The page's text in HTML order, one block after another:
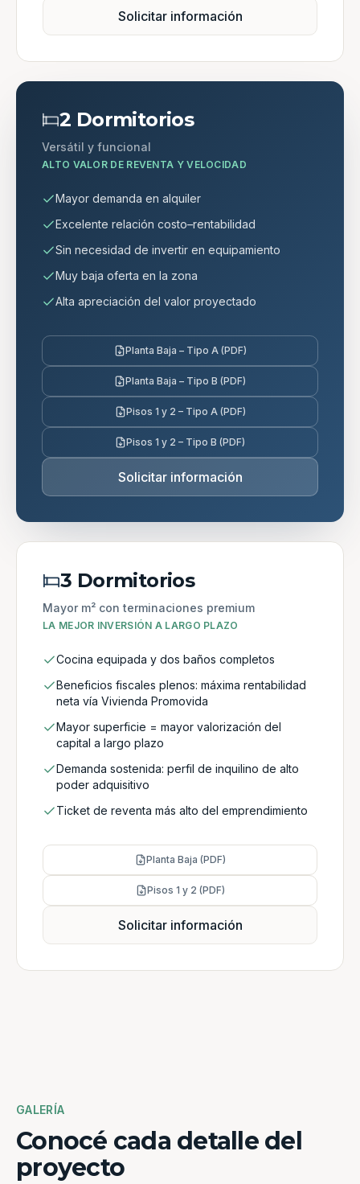
Solicitar información
2 Dormitorios
Versátil y funcional
ALTO VALOR DE REVENTA Y VELOCIDAD
Mayor demanda en alquiler
Excelente relación costo–rentabilidad
Sin necesidad de invertir en equipamiento
Muy baja oferta en la zona
Alta apreciación del valor proyectado
Planta Baja – Tipo A (PDF)
Planta Baja – Tipo B (PDF)
Pisos 1 y 2 – Tipo A (PDF)
Pisos 1 y 2 – Tipo B (PDF)
Solicitar información
3 Dormitorios
Mayor m² con terminaciones premium
LA MEJOR INVERSIÓN A LARGO PLAZO
Cocina equipada y dos baños completos
Beneficios fiscales plenos: máxima rentabilidad
neta vía Vivienda Promovida
Mayor superficie = mayor valorización del
capital a largo plazo
Demanda sostenida: perfil de inquilino de alto
poder adquisitivo
Ticket de reventa más alto del emprendimiento
Planta Baja (PDF)
Pisos 1 y 2 (PDF)
Solicitar información
GALERÍA
Conocé cada detalle del
proyecto